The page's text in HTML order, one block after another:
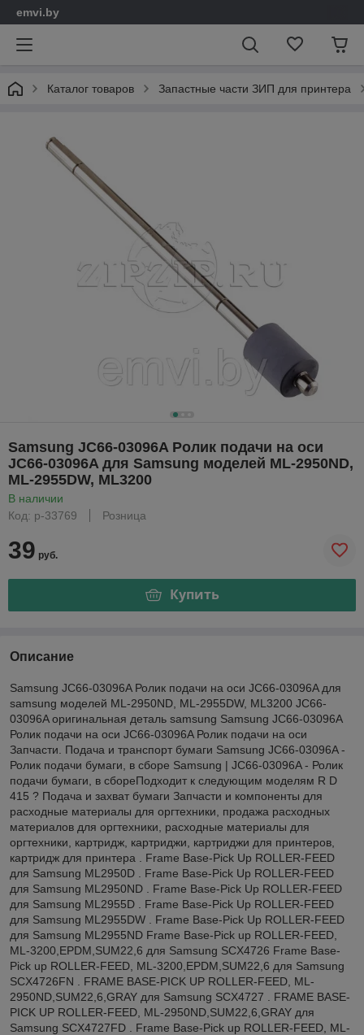
emvi.by
Каталог товаров Запастные части ЗИП для принтера
Samsung JC66-03096A Ролик подачи на оси
JC66-03096A для Samsung моделей ML-2950ND,
ML-2955DW, ML3200
В наличии
Код: р-33769
Розница
39 руб.
Купить
Описание
Samsung JC66-03096A Ролик подачи на оси JC66-03096A для
samsung моделей ML-2950ND, ML-2955DW, ML3200 JC66-
03096A оригинальная деталь samsung Samsung JC66-03096A
Ролик подачи на оси JC66-03096A Ролик подачи на оси
Запчасти. Подача и транспорт бумаги Samsung JC66-03096A -
Ролик подачи бумаги, в сборе Samsung | JC66-03096A - Ролик
подачи бумаги, в сбореПодходит к следующим моделям R D
415 ? Подача и захват бумаги Запчасти и компоненты для
расходные материалы для оргтехники, продажа расходных
материалов для оргтехники, расходные материалы для
оргтехники, картридж, картриджи, картриджи для принтеров,
картридж для принтера . Frame Base-Pick Up ROLLER-FEED
для Samsung ML2950D . Frame Base-Pick Up ROLLER-FEED
для Samsung ML2950ND . Frame Base-Pick Up ROLLER-FEED
для Samsung ML2955D . Frame Base-Pick Up ROLLER-FEED
для Samsung ML2955DW . Frame Base-Pick Up ROLLER-FEED
для Samsung ML2955ND Frame Base-Pick up ROLLER-FEED,
ML-3200,EPDM,SUM22,6 для Samsung SCX4726 Frame Base-
Pick up ROLLER-FEED, ML-3200,EPDM,SUM22,6 для Samsung
SCX4726FN . FRAME BASE-PICK UP ROLLER-FEED, ML-
2950ND,SUM22,6,GRAY для Samsung SCX4727 . FRAME BASE-
PICK UP ROLLER-FEED, ML-2950ND,SUM22,6,GRAY для
Samsung SCX4727FD . Frame Base-Pick up ROLLER-FEED, ML-